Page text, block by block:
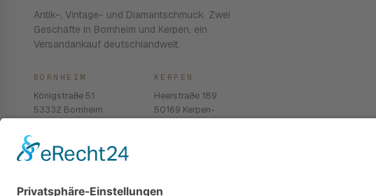
Antik-, Vintage- und Diamantschmuck. Zwei
Geschäfte in Bornheim und Kerpen, ein
Versandankauf deutschlandweit.
BORNHEIM
Königstraße 51
53332 Bornheim
KERPEN
Heerstraße 189
50169 Kerpen-